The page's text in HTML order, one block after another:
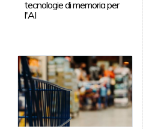
tecnologie di memoria per
l'AI